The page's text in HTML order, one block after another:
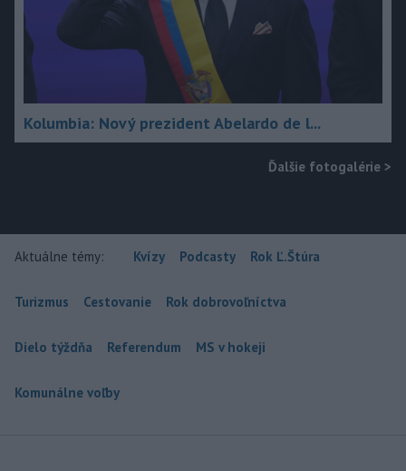
Kolumbia: Nový prezident Abelardo de l...
Ďalšie fotogalérie >
Aktuálne témy: Kvízy Podcasty Rok Ľ.Štúra
Turizmus Cestovanie Rok dobrovoľníctva
Dielo týždňa Referendum MS v hokeji
Komunálne voľby